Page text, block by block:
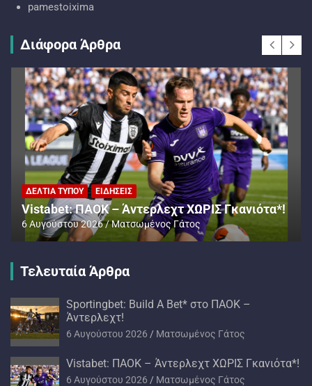
pamestoixima
Διάφορα Άρθρα
ΔΕΛΤΊΑ ΤΎΠΟΥ ΕΙΔΉΣΕΙΣ
Vistabet: ΠΑΟΚ – Άντερλεχτ ΧΩΡΙΣ Γκανιότα*!
6 Αυγούστου 2026 Ματσωμένος Γάτος
Τελευταία Άρθρα
Sportingbet: Build A Bet* στο ΠΑΟΚ –
Άντερλεχτ!
6 Αυγούστου 2026 Ματσωμένος Γάτος
Vistabet: ΠΑΟΚ – Άντερλεχτ ΧΩΡΙΣ Γκανιότα*!
6 Αυγούστου 2026 Ματσωμένος Γάτος